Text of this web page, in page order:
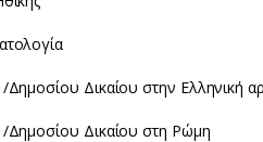
Δημοσίου Δικαίου στην Ελληνική
/Δημοσίου Δικαίου στη Ρώμη